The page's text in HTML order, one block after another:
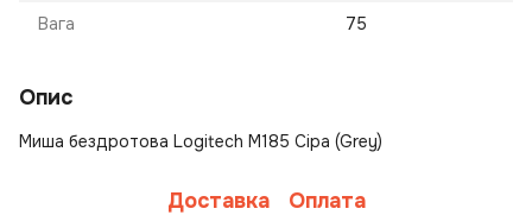
Вага 75
Опис
Миша бездротова Logitech M185 Сіра (Grey)
Доставка Оплата